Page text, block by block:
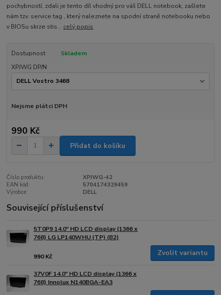
pochybností, zdali je tento díl vhodný pro váš DELL notebook, zašlete
nám tzv. service tag , který naleznete na spodní straně notebooku nebo
v BIOSu skrze stis... celý popis
Dostupnost
Skladem
XPJWG DP/N
Nejsme plátci DPH
990 Kč
Přidat do košíku
Číslo produktu:
XPJWG-42
EAN kód:
5704174329459
Výrobce:
DELL
Související příslušenství
5T0P9 14.0" HD LCD display (1366 x
768) LG LP140WHU (TP) (B2)
990 Kč Zvolit variantu
37V0F 14.0" HD LCD display (1366 x
768) Innolux N140BGA-EA3